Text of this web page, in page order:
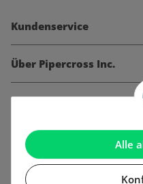
Alle
Kundenservice
Über Pipercross Inc.
Informationen
Gesetzliche